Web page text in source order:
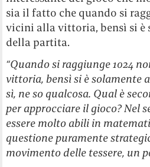
sia il fatto che quando si
vicini alla vittoria, bensì si è
della partita.
“Quando si raggiunge 1024
vittoria, bensì si è solamente
sì, ne so qualcosa. Qual è
per approcciare il gioco? Nel
essere molto abili in
questione puramente
movimento delle tessere, un